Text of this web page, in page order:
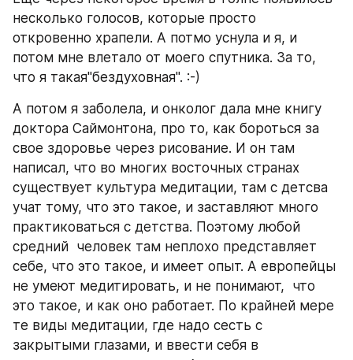
несколько голосов, которые просто
откровенно храпели. А потмо уснула и я, и
потом мне влетало от моего спутника. За то,
что я такая"бездуховная". :-)
А потом я заболела, и онколог дала мне книгу
доктора Саймонтона, про то, как бороться за
свое здоровье через рисование. И он там
написал, что во многих восточных странах
существует культура медитации, там с детсва
учат тому, что это такое, и заставляют много
практиковаться с детства. Поэтому любой
средний  человек там неплохо представляет
себе, что это такое, и имеет опыт. А европейцы
не умеют медитировать, и не понимают,  что
это такое, и как оно работает. По крайней мере
те виды медитации, где надо сесть с
закрытыми глазами, и ввести себя в